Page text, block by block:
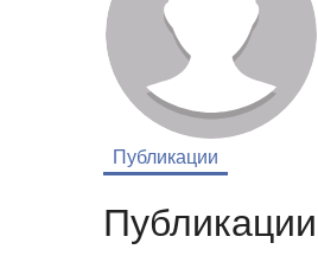
Публикации